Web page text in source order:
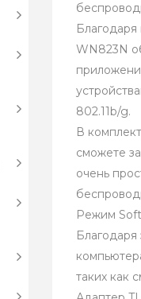
WN823N
802.11b/g.
В
сможете
очень
Режим
таких как